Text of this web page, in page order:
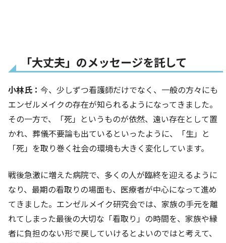
「大丈夫」のメッセージを託して
小林氏： 今、少しずつ看護師だけでなく、一般の方々にも
エンゼルメイクの存在が知られるようになってきました。
その一方で、「死」というものが依然、遠い存在として置
かれ、葬儀不要論も出ているといったように、「生」と
「死」を取り巻く社会の環境も大きく変化しています。
戦後急激に増えた病院で、多くの人が臨終を迎えるように
なり、最期の看取りの場面も、医療者が中心になって進め
てきました。エンゼルメイク研究会では、家族の手元を離
れてしまった最後の大切な「看取り」の時間を、家族や縁
者に負担のない形で戻していけるとよいのではと考えて、